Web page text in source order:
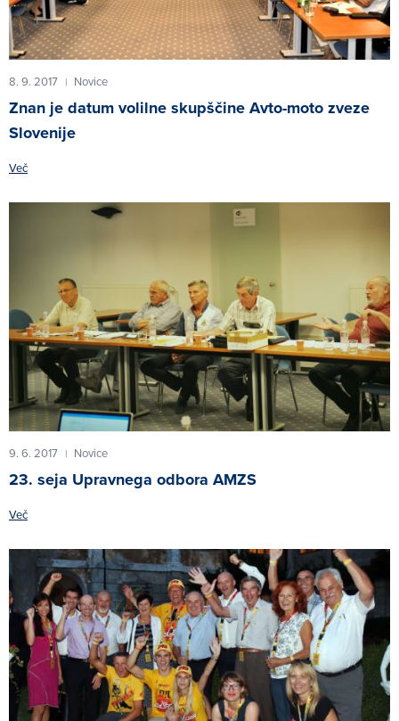
8. 9. 2017 | Novice
Znan je datum volilne skupščine Avto-moto zveze
Slovenije
Več
9. 6. 2017 | Novice
23. seja Upravnega odbora AMZS
Več